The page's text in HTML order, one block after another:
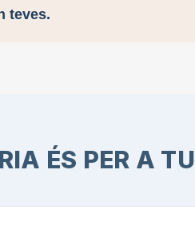
teves.
ÉS PER A